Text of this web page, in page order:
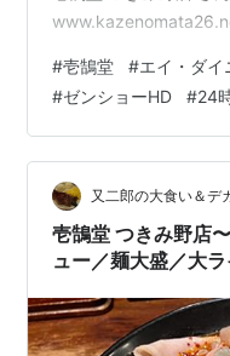
冷やし担々麺 でござ
時期に期間限定で提供
ー、やっと食べに行く
で、本日のオーダー
＋大ライス 全部で
で¥…
#壱鵠堂 #エイ・ダイ
#ゼンショーHD #24
又二郎の大食い＆デ
壱鵠堂 つきみ野店
ュー／麺大盛／大
ゼンショー／エイ